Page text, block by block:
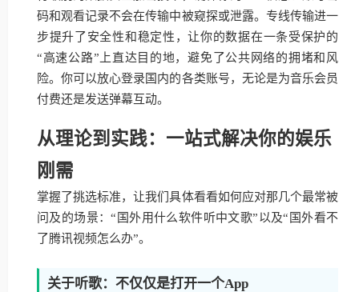
码和观看记录不会在传输中被窥探或泄露。专线传输进一
步提升了安全性和稳定性，让你的数据在一条受保护的
“高速公路”上直达目的地，避免了公共网络的拥堵和风
险。你可以放心登录国内的各类账号，无论是为音乐会员
付费还是发送弹幕互动。
从理论到实践：一站式解决你的娱乐
刚需
掌握了挑选标准，让我们具体看看如何应对那几个最常被
问及的场景：“国外用什么软件听中文歌”以及“国外看不
了腾讯视频怎么办”。
关于听歌：不仅仅是打开一个App